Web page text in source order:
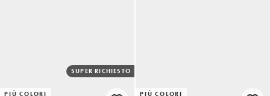
PIÙ COLORI
SUPER RICHIESTO
PIÙ COLORI